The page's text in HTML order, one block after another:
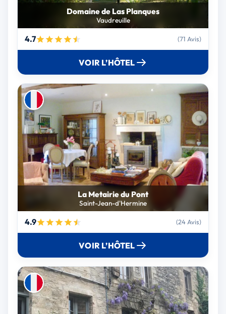
Domaine de Las Planques
Vaudreuille
4.7 (71 Avis)
VOIR L’HÔTEL
La Metairie du Pont
Saint-Jean-d'Hermine
4.9 (24 Avis)
VOIR L’HÔTEL